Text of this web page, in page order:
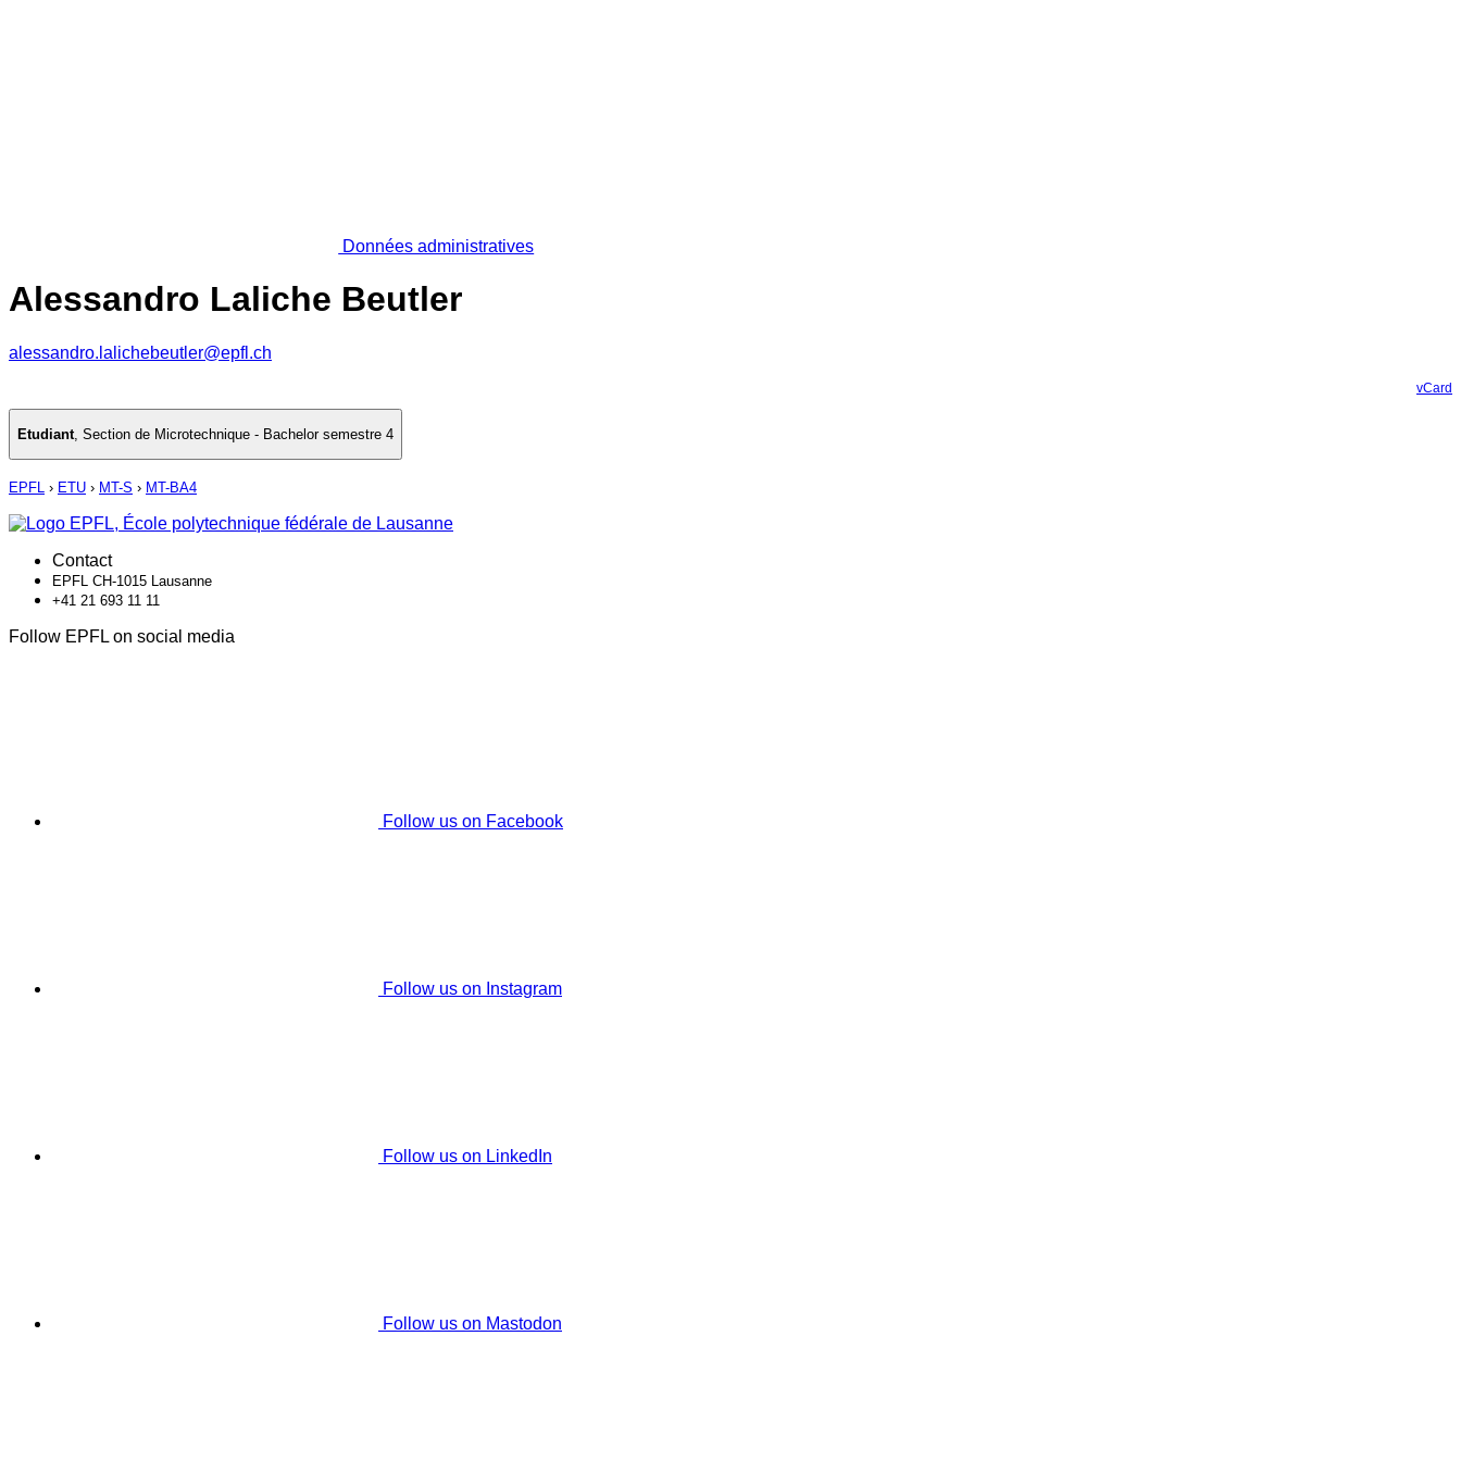
Données administratives
Alessandro Laliche Beutler
alessandro.lalichebeutler@epfl.ch
vCard
Etudiant, Section de Microtechnique - Bachelor semestre 4
EPFL › ETU › MT-S › MT-BA4
Contact
EPFL CH-1015 Lausanne
+41 21 693 11 11
Follow EPFL on social media
Follow us on Facebook
Follow us on Instagram
Follow us on LinkedIn
Follow us on Mastodon